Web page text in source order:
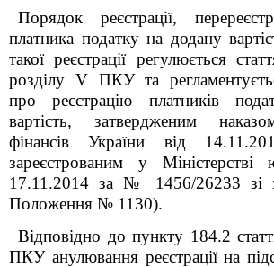
Порядок реєстрації,
платника податку на додану
такої реєстрації регулюється
розділу VПКУ та
про реєстрацію платників
вартість, затвердженим
фінансів України від
зареєстрованим у Міністерстві
17.11.2014 за № 1456/26233 зі
Положення № 1130).
Відповідно до пункту 184.2
ПКУ анулювання реєстрації на